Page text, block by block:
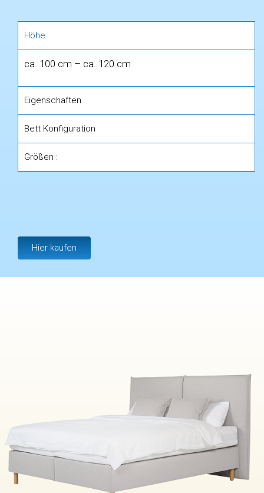
Höhe
ca. 100 cm – ca. 120 cm
Eigenschaften
Bett Konfiguration
Größen :
Hier kaufen